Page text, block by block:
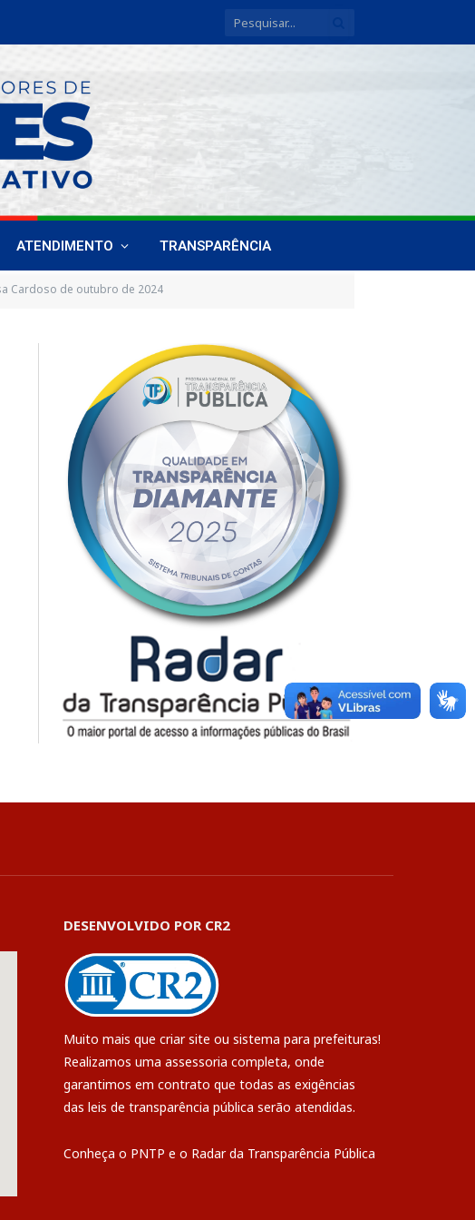
ATENDIMENTO TRANSPARÊNCIA
Cardoso de outubro de 2024
DESENVOLVIDO POR CR2
Muito mais que criar site ou sistema para prefeituras!
Realizamos uma assessoria completa, onde
garantimos em contrato que todas as exigências
das leis de transparência pública serão atendidas.
Conheça o PNTP e o Radar da Transparência Pública